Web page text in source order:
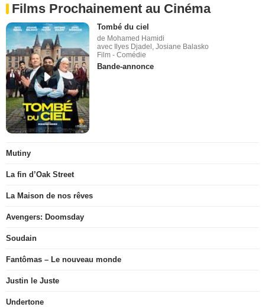
Films Prochainement au Cinéma
Tombé du ciel
de Mohamed Hamidi
avec Ilyes Djadel, Josiane Balasko
Film - Comédie
Bande-annonce
Mutiny
La fin d’Oak Street
La Maison de nos rêves
Avengers: Doomsday
Soudain
Fantômas – Le nouveau monde
Justin le Juste
Undertone